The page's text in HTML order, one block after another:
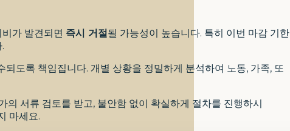
가 발견되면 즉시 거절될 가능성이 높습니다. 특히 이번 마감 기한
되도록 책임집니다. 개별 상황을 정밀하게 분석하여 노동, 가족, 또
의 서류 검토를 받고, 불안함 없이 확실하게 절차를 진행하시
마세요.